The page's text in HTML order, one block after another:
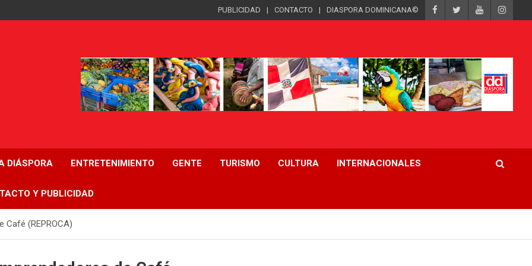
PUBLICIDAD CONTACTO DIASPORA DOMINICANA©
DIÁSPORA ENTRETENIMIENTO GENTE TURISMO CULTURA INTERNACIONALES
Y PUBLICIDAD
Café (REPROCA)